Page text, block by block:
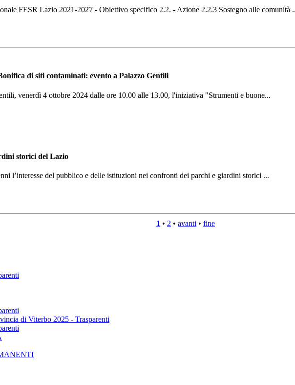
FESR Lazio 2021-2027 - Obiettivo specifico 2.2. - Azione 2.2.3 Sostegno alle comunità
di siti contaminati: evento a Palazzo Gentili
venerdì 4 ottobre 2024 dalle ore 10.00 alle 13.00, l'iniziativa "Strumenti e buone...
storici del Lazio
l’interesse del pubblico e delle istituzioni nei confronti dei parchi e giardini storici ...
1 • 2 • avanti • fine
di Viterbo 2025 - Trasparenti